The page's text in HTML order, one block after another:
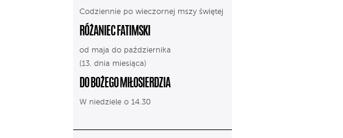
Codziennie po wieczornej mszy świętej
RÓŻANIEC FATIMSKI
od maja do października
(13. dnia miesiąca)
DO BOŻEGO MIŁOSIERDZIA
W niedziele o 14.30